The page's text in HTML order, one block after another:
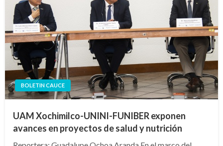
BOLETIN CAUCE
UAM Xochimilco-UNINI-FUNIBER exponen
avances en proyectos de salud y nutrición